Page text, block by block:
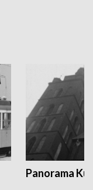
Panorama